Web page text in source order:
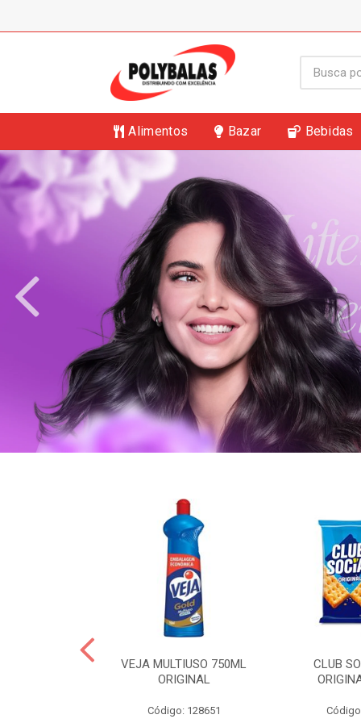
Alimentos Bazar Bebidas
VEJA MULTIUSO 750ML
ORIGINAL
Código: 128651
CLUB